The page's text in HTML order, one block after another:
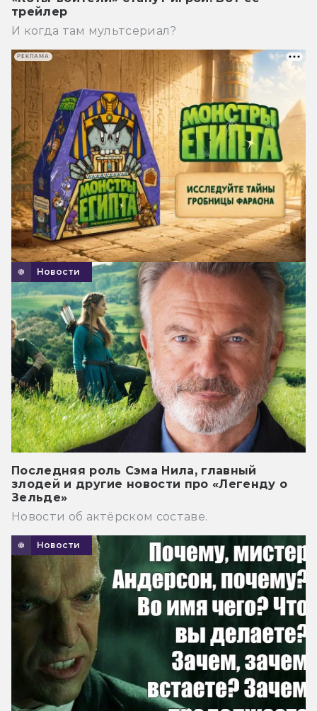
трейлер
И когда там мультсериал?
Новости
Последняя роль Сэма Нила, главный
злодей и другие новости про «Легенду о
Зельде»
Новости об актёрском составе.
Новости
РЕКЛАМА